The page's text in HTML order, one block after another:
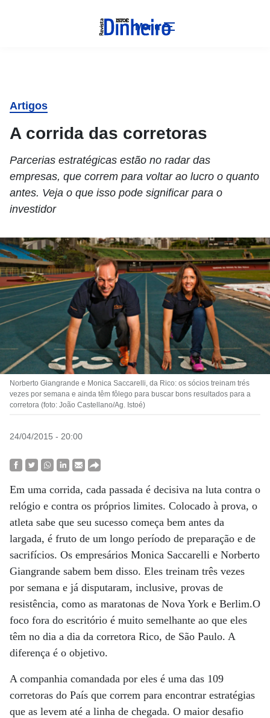
Menu
Artigos
A corrida das corretoras
Parcerias estratégicas estão no radar das
empresas, que correm para voltar ao lucro o quanto
antes. Veja o que isso pode significar para o
investidor
Norberto Giangrande e Monica Saccarelli, da Rico: os sócios treinam trés
vezes por semana e ainda têm fôlego para buscar bons resultados para a
corretora (foto: João Castellano/Ag. Istoé)
24/04/2015 - 20:00
Em uma corrida, cada passada é decisiva na luta contra o
relógio e contra os próprios limites. Colocado à prova, o
atleta sabe que seu sucesso começa bem antes da
largada, é fruto de um longo período de preparação e de
sacrifícios. Os empresários Monica Saccarelli e Norberto
Giangrande sabem bem disso. Eles treinam três vezes
por semana e já disputaram, inclusive, provas de
resistência, como as maratonas de Nova York e Berlim.O
foco fora do escritório é muito semelhante ao que eles
têm no dia a dia da corretora Rico, de São Paulo. A
diferença é o objetivo.
A companhia comandada por eles é uma das 109
corretoras do País que correm para encontrar estratégias
que as levem até a linha de chegada. O maior desafio